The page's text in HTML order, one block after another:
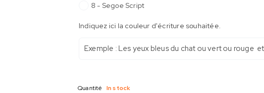
8 - Segoe Script
Indiquez ici la couleur d'écriture souhaitée.
Quantité In stock